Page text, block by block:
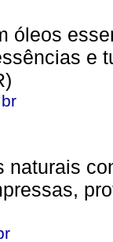
óleos
e
naturais